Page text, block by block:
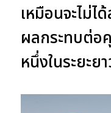
เหมือนจะไม่ไ
ผลกระทบต่อ
หนึ่งในระยะย